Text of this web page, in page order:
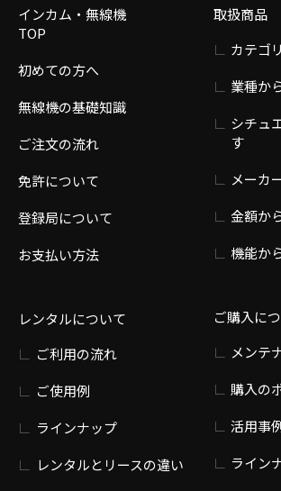
インカム・無線機
TOP
初めての方へ
無線機の基礎知識
ご注文の流れ
免許について
登録局について
お支払い方法
レンタルについて
ご利用の流れ
ご使用例
ラインナップ
レンタルとリースの違い
取扱商品
カテゴ
業種か
シチュ
す
メーカ
金額か
機能か
ご購入に
メンテ
購入の
活用事
ライン